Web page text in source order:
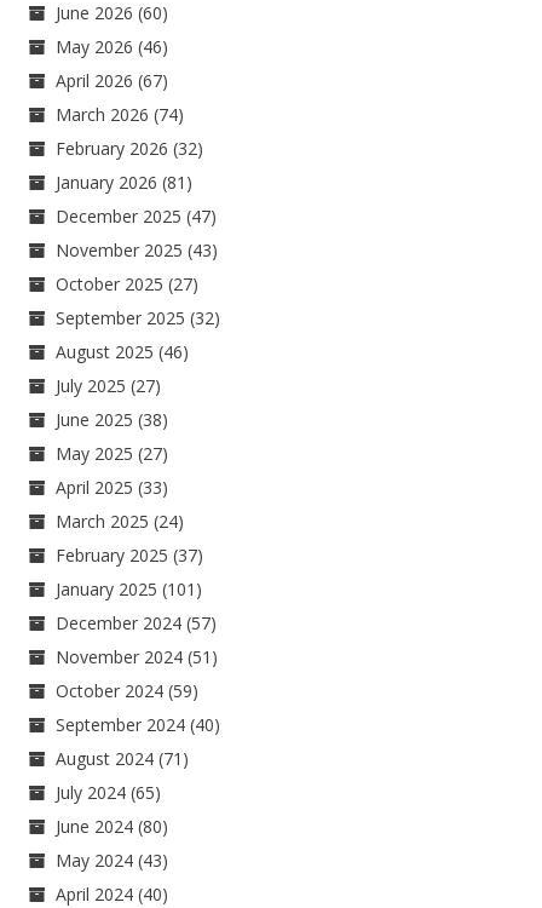
June 2026 (60)
May 2026 (46)
April 2026 (67)
March 2026 (74)
February 2026 (32)
January 2026 (81)
December 2025 (47)
November 2025 (43)
October 2025 (27)
September 2025 (32)
August 2025 (46)
July 2025 (27)
June 2025 (38)
May 2025 (27)
April 2025 (33)
March 2025 (24)
February 2025 (37)
January 2025 (101)
December 2024 (57)
November 2024 (51)
October 2024 (59)
September 2024 (40)
August 2024 (71)
July 2024 (65)
June 2024 (80)
May 2024 (43)
April 2024 (40)